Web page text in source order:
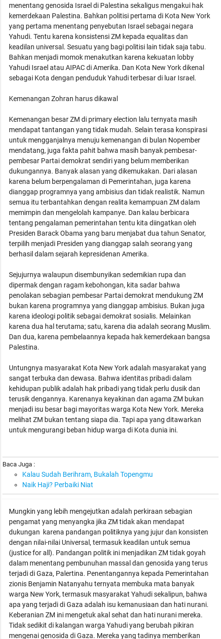
menentang genosida Israel di Palestina sekaligus mengakui hak
kemerdekaan Palestina. Bahkan politisi pertama di Kota New York
yang pertama menentang penyebutan Israel sebagai negara
Yahudi. Tentu karena konsistensi ZM kepada equalitas dan
keadilan universal. Sesuatu yang bagi politisi lain tidak saja tabu.
Bahkan menjadi momok menakutkan karena kekuatan lobby
Yahudi Israel atau AIPAC di Amerika. Dan Kota New York dikenal
sebagai Kota dengan penduduk Yahudi terbesar di luar Israel.
Kemenangan Zohran harus dikawal
Kemenangan besar ZM di primary election lalu ternyata masih
mendapat tantangan yang tidak mudah. Selain terasa konspirasi
untuk mengganjalnya menuju kemenangan di bulan Nopember
mendatang, juga fakta pahit bahwa masih banyak pembesar-
pembesar Partai demokrat sendiri yang belum memberikan
dukungannya. Banyak alasan yang dikemukakan. Dari alasan
karena belum berpengalaman di Pemerintahan, juga karena
dianggap programnya yang ambisius dan tidak realistik. Namun
semua itu terbantahkan dengan realita kemampuan ZM dalam
memimpin dan mengelolah kampanye. Dan kalau berbicara
tentang pengalaman pemerintahan tentu kita diingatkan oleh
Presiden Barack Obama yang baru menjabat dua tahun Senator,
terpilih menjadi Presiden yang dianggap salah seorang yang
berhasil dalam sejarah kepresidenan Amerika.
Sejujurnya walaupun disembunyikan sedemikian rupa dan
dipermak dengan ragam kebohongan, kita sadar bahwa
penolakan sebagian pembesar Partai demokrat mendukung ZM
bukan karena programnya yang dianggap ambisius. Bukan juga
karena ideologi politik sebagai demokrat sosialis. Melainkan
karena dua hal terutama; satu, karena dia adalah seorang Muslim.
Dan dua, karena pembelaannya kepada hak kemerdekaan bangsa
Palestina.
Untungnya masyarakat Kota New York adalah masyarakat yang
sangat terbuka dan dewasa. Bahwa identitas pribadi dalam
kehidupan publik adalah hak pribadi yang tidak perlu dusik dan
terusik dengannya. Karenanya keyakinan dan agama ZM bukan
menjadi isu besar bagi mayoritas warga Kota New York. Mereka
melihat ZM bukan tentang siapa dia. Tapi apa yang ditawarkan
untuk mengurangi beban hidup warga di Kota dunia ini.
Baca Juga :
Kalau Sudah Berihram, Bukalah Topengmu
Naik Haji? Perbaiki Niat
Mungkin yang lebih mengejutkan adalah perkiraan sebagian
pengamat yang menyangka jika ZM tidak akan mendapat
dukungan karena pandangan politiknya yang jujur dan konsisten
dengan nilai-nilai Universal, termasuk keadilan untuk semua
(justice for all). Pandangan politik ini menjadikan ZM tidak goyah
dalam menentang pembunuhan massal dan genosida yang terus
terjadi di Gaza, Palertina. Penentangannya kepada Pemerintahan
zionis Benjamin Natanyahu ternyata membuka mata banyak
warga New York, termasuk masyarakat Yahudi sekalipun, bahwa
apa yang terjadi di Gaza adalah isu kemanusiaan dan hati nurani.
Keberanian ZM ini mengetuk akal sehat dan hati nurani mereka.
Tidak sedikit di kalangan warga Yahudi yang berubah pikiran
mengenai genosida di Gaza. Mereka yang tadinya memberikan